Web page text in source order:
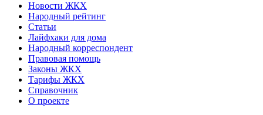
Новости ЖКХ
Народный рейтинг
Статьи
Лайфхаки для дома
Народный корреспондент
Правовая помощь
Законы ЖКХ
Тарифы ЖКХ
Справочник
О проекте